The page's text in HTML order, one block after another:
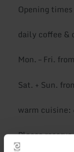
Opening
daily coffee &
Mon. – Fri.
Sat. + Sun.
warm cuisine:
Please
06591/81 93